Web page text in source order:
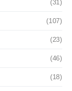
(31)
(107)
(23)
(46)
(18)